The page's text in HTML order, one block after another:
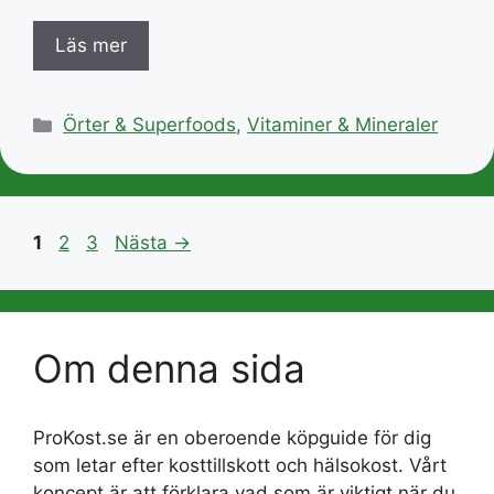
Läs mer
Kategorier
Örter & Superfoods,Vitaminer & Mineraler
Sida
1 Sida
2 Sida
3 Nästa →
Om denna sida
ProKost.se är en oberoende köpguide för dig
som letar efter kosttillskott och hälsokost. Vårt